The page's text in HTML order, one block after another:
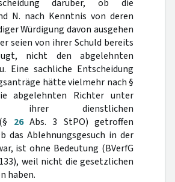
darüber, ob die
N. nach Kenntnis von deren
Würdigung davon ausgehen
seien von ihrer Schuld bereits
nicht den abgelehnten
Eine sachliche Entscheidung
hätte vielmehr nach §
abgelehnten Richter unter
ihrer dienstlichen
26Abs. 3 StPO) getroffen
das Ablehnungsgesuch in der
ist ohne Bedeutung (BVerfG
weil nicht die gesetzlichen
haben.